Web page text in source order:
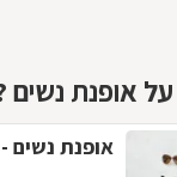
אופנת נשים
אופנת נשים